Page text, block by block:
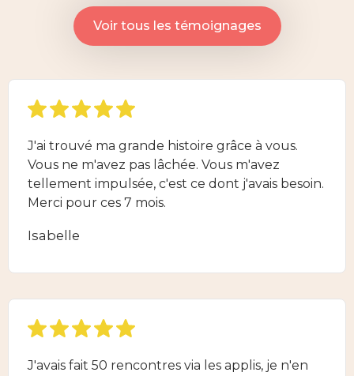
Voir tous les témoignages
J'ai trouvé ma grande histoire grâce à vous.
Vous ne m'avez pas lâchée. Vous m'avez
tellement impulsée, c'est ce dont j'avais besoin.
Merci pour ces 7 mois.
Isabelle
J'avais fait 50 rencontres via les applis, je n'en